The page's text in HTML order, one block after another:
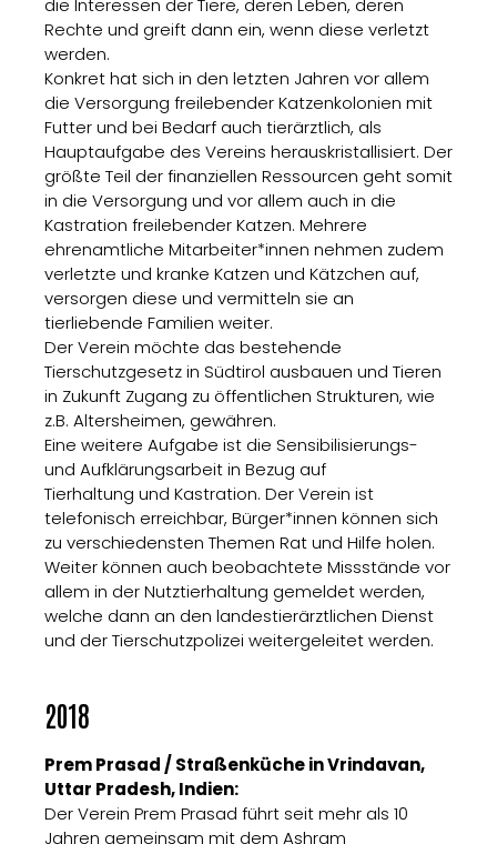
die Interessen der Tiere, deren Leben, deren
Rechte und greift dann ein, wenn diese verletzt
werden.
Konkret hat sich in den letzten Jahren vor allem
die Versorgung freilebender Katzenkolonien mit
Futter und bei Bedarf auch tierärztlich, als
Hauptaufgabe des Vereins herauskristallisiert. Der
größte Teil der finanziellen Ressourcen geht somit
in die Versorgung und vor allem auch in die
Kastration freilebender Katzen. Mehrere
ehrenamtliche Mitarbeiter*innen nehmen zudem
verletzte und kranke Katzen und Kätzchen auf,
versorgen diese und vermitteln sie an
tierliebende Familien weiter.
Der Verein möchte das bestehende
Tierschutzgesetz in Südtirol ausbauen und Tieren
in Zukunft Zugang zu öffentlichen Strukturen, wie
z.B. Altersheimen, gewähren.
Eine weitere Aufgabe ist die Sensibilisierungs-
und Aufklärungsarbeit in Bezug auf
Tierhaltung und Kastration. Der Verein ist
telefonisch erreichbar, Bürger*innen können sich
zu verschiedensten Themen Rat und Hilfe holen.
Weiter können auch beobachtete Missstände vor
allem in der Nutztierhaltung gemeldet werden,
welche dann an den landestierärztlichen Dienst
und der Tierschutzpolizei weitergeleitet werden.
2018
Prem Prasad / Straßenküche in Vrindavan,
Uttar Pradesh, Indien:
Der Verein Prem Prasad führt seit mehr als 10
Jahren gemeinsam mit dem Ashram